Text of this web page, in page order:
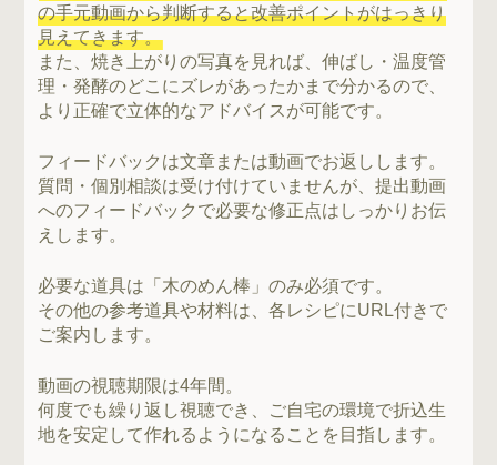
の手元動画から判断すると改善ポイントがはっきり
見えてきます。
また、焼き上がりの写真を見れば、伸ばし・温度管
理・発酵のどこにズレがあったかまで分かるので、
より正確で立体的なアドバイスが可能です。
フィードバックは文章または動画でお返しします。
質問・個別相談は受け付けていませんが、提出動画
へのフィードバックで必要な修正点はしっかりお伝
えします。
必要な道具は「木のめん棒」のみ必須です。
その他の参考道具や材料は、各レシピにURL付きで
ご案内します。
動画の視聴期限は4年間。
何度でも繰り返し視聴でき、ご自宅の環境で折込生
地を安定して作れるようになることを目指します。